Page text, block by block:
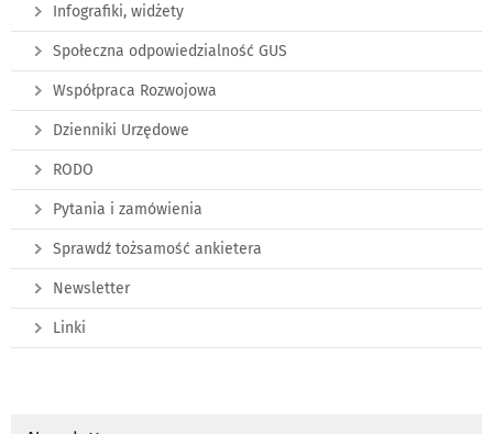
Infografiki, widżety
Społeczna odpowiedzialność GUS
Współpraca Rozwojowa
Dzienniki Urzędowe
RODO
Pytania i zamówienia
Sprawdź tożsamość ankietera
Newsletter
Linki